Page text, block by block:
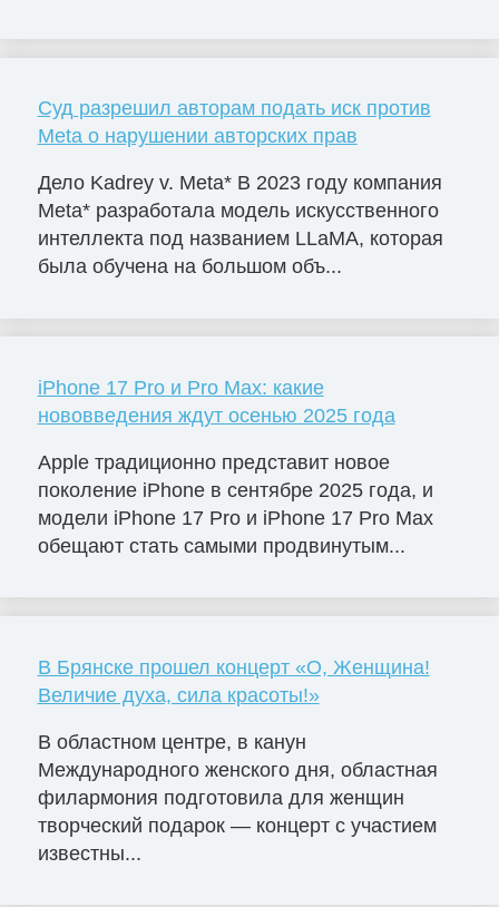
Суд разрешил авторам подать иск против
Meta о нарушении авторских прав
Дело Kadrey v. Meta* В 2023 году компания
Meta* разработала модель искусственного
интеллекта под названием LLaMA, которая
была обучена на большом объ...
iPhone 17 Pro и Pro Max: какие
нововведения ждут осенью 2025 года
Apple традиционно представит новое
поколение iPhone в сентябре 2025 года, и
модели iPhone 17 Pro и iPhone 17 Pro Max
обещают стать самыми продвинутым...
В Брянске прошел концерт «О, Женщина!
Величие духа, сила красоты!»
В областном центре, в канун
Международного женского дня, областная
филармония подготовила для женщин
творческий подарок — концерт с участием
известны...